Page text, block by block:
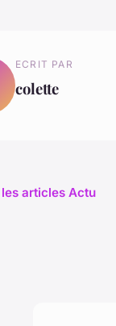
ECRIT PAR
colette
articles Actu